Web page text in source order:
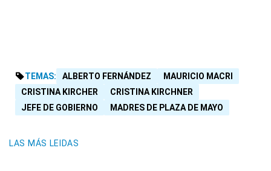
TEMAS: ALBERTO FERNÁNDEZ
MAURICIO MACRI
CRISTINA KIRCHER
CRISTINA KIRCHNER
JEFE DE GOBIERNO
MADRES DE PLAZA DE MAYO
LAS MÁS LEIDAS